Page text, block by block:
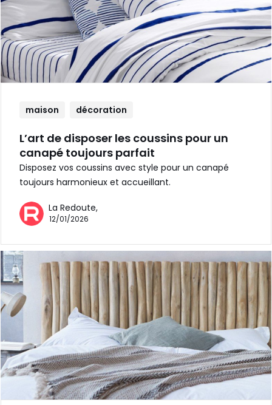
maison décoration
L’art de disposer les coussins pour un
canapé toujours parfait
Disposez vos coussins avec style pour un canapé
toujours harmonieux et accueillant.
La Redoute,
12/01/2026